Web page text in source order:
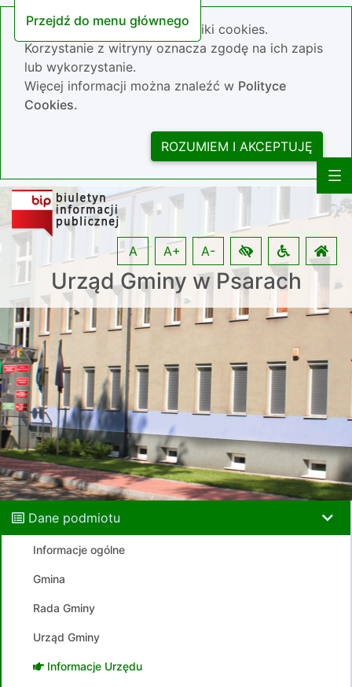
Przejdź do menu głównego
Nasza strona wykorzystuje pliki cookies.
Korzystanie z witryny oznacza zgodę na ich zapis
lub wykorzystanie.
Więcej informacji można znaleźć w Polityce
Cookies.
ROZUMIEM I AKCEPTUJĘ
Urząd Gminy w Psarach
A A+ A-
Dane podmiotu
Informacje ogólne
Gmina
Rada Gminy
Urząd Gminy
Informacje Urzędu